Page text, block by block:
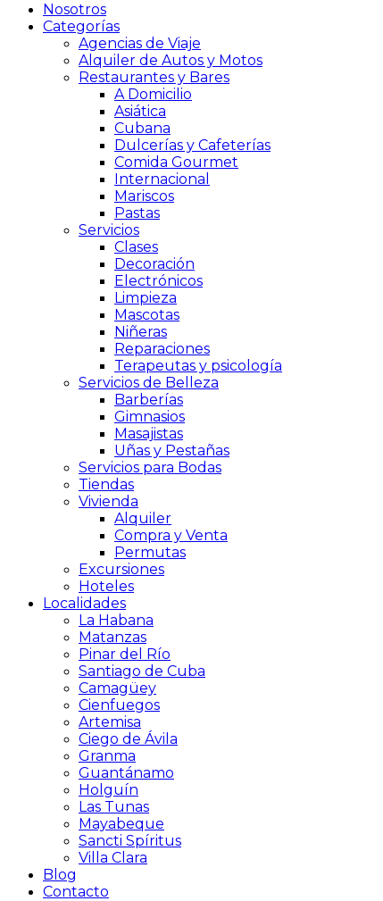
Nosotros
Categorías
Agencias de Viaje
Alquiler de Autos y Motos
Restaurantes y Bares
A Domicilio
Asiática
Cubana
Dulcerías y Cafeterías
Comida Gourmet
Internacional
Mariscos
Pastas
Servicios
Clases
Decoración
Electrónicos
Limpieza
Mascotas
Niñeras
Reparaciones
Terapeutas y psicología
Servicios de Belleza
Barberías
Gimnasios
Masajistas
Uñas y Pestañas
Servicios para Bodas
Tiendas
Vivienda
Alquiler
Compra y Venta
Permutas
Excursiones
Hoteles
Localidades
La Habana
Matanzas
Pinar del Río
Santiago de Cuba
Camagüey
Cienfuegos
Artemisa
Ciego de Ávila
Granma
Guantánamo
Holguín
Las Tunas
Mayabeque
Sancti Spíritus
Villa Clara
Blog
Contacto